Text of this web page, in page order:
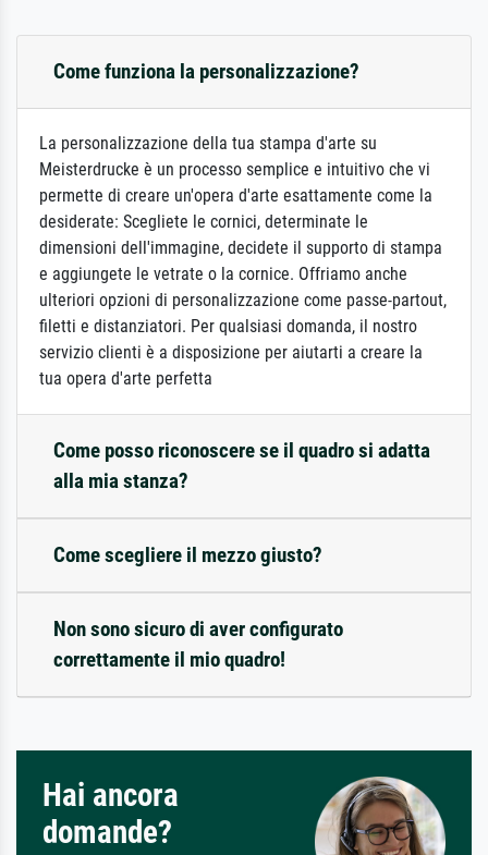
Come funziona la personalizzazione?
La personalizzazione della tua stampa d'arte su
Meisterdrucke è un processo semplice e intuitivo che vi
permette di creare un'opera d'arte esattamente come la
desiderate: Scegliete le cornici, determinate le
dimensioni dell'immagine, decidete il supporto di stampa
e aggiungete le vetrate o la cornice. Offriamo anche
ulteriori opzioni di personalizzazione come passe-partout,
filetti e distanziatori. Per qualsiasi domanda, il nostro
servizio clienti è a disposizione per aiutarti a creare la
tua opera d'arte perfetta
Come posso riconoscere se il quadro si adatta
alla mia stanza?
Come scegliere il mezzo giusto?
Non sono sicuro di aver configurato
correttamente il mio quadro!
Hai ancora
domande?